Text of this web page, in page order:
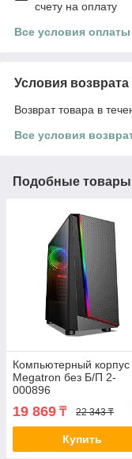
счету на оплату
Все условия оплаты
Условия возврата
Возврат товара в
Все условия
Подобные
Компьютерный корпус
Megatron без Б/П 2-
000896
19 869 ₸ 22 343 ₸
Купить